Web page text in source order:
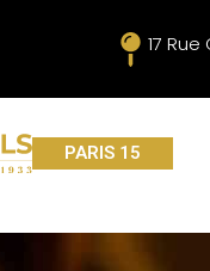
17
PARIS 15